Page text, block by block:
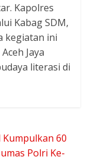
Kapolres
Kabag SDM,
kegiatan ini
Jaya
literasi di
Kumpulkan 60
Polri Ke-